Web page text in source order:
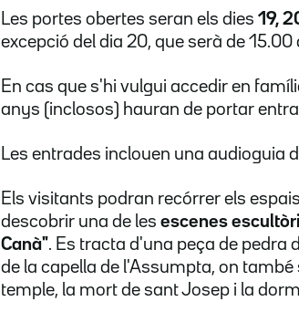
Les portes obertes seran els dies 19,
excepció del dia 20, que serà de 15.00
En cas que s'hi vulgui accedir en
anys (inclosos) hauran de portar
Les entrades inclouen una audioguia
Els visitants podran recórrer els
descobrir una de les escenes
Canà". Es tracta d'una peça de pedra
de la capella de l'Assumpta, on també
temple, la mort de sant Josep i la